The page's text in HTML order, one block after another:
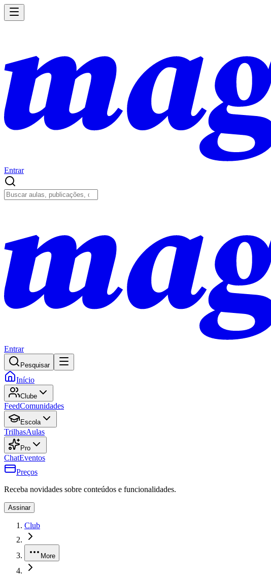
Entrar
Entrar
Pesquisar
Início
Clube
FeedComunidades
Escola
TrilhasAulas
Pro
ChatEventos
Preços
Receba novidades sobre conteúdos e funcionalidades.
Assinar
Club
More